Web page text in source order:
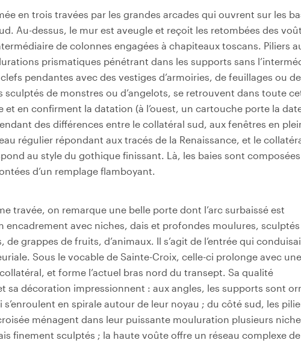
en trois travées par les grandes arcades qui ouvrent sur les
Au-dessus, le mur est aveugle et reçoit les retombées des
de colonnes engagées à chapiteaux toscans. Piliers
prismatiques pénétrant dans les supports sans
pendantes avec des vestiges d’armoiries, de feuillages ou
sculptés de monstres ou d’angelots, se retrouvent dans toute
et en confirment la datation (à l’ouest, un cartouche porte la
des différences entre le collatéral sud, aux fenêtres en
régulier répondant aux tracés de la Renaissance, et le
au style du gothique finissant. Là, les baies sont
d’un remplage flamboyant.
travée, on remarque une belle porte dont l’arc surbaissé est
encadrement avec niches, dais et profondes moulures,
de grappes de fruits, d’animaux. Il s’agit de l’entrée qui
Sous le vocable de Sainte-Croix, celle-ci prolonge avec une
et forme l’actuel bras nord du transept. Sa qualité
sa décoration impressionnent : aux angles, les supports sont
en spirale autour de leur noyau ; du côté sud, les
ménagent dans leur puissante mouluration plusieurs
finement sculptés ; la haute voûte offre un réseau complexe de